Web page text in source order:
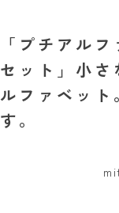
「プチアル
セット」小
ルファベッ
す。